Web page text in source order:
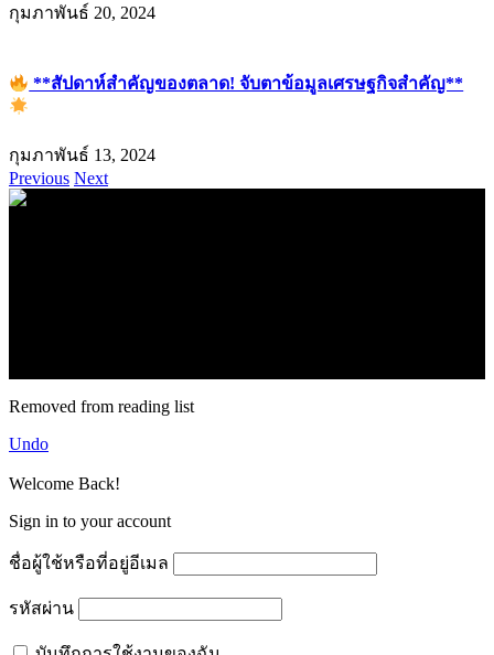
กุมภาพันธ์ 20, 2024
**สัปดาห์สำคัญของตลาด! จับตาข้อมูลเศรษฐกิจสำคัญ**
กุมภาพันธ์ 13, 2024
Previous Next
Removed from reading list
Undo
Welcome Back!
Sign in to your account
ชื่อผู้ใช้หรือที่อยู่อีเมล
รหัสผ่าน